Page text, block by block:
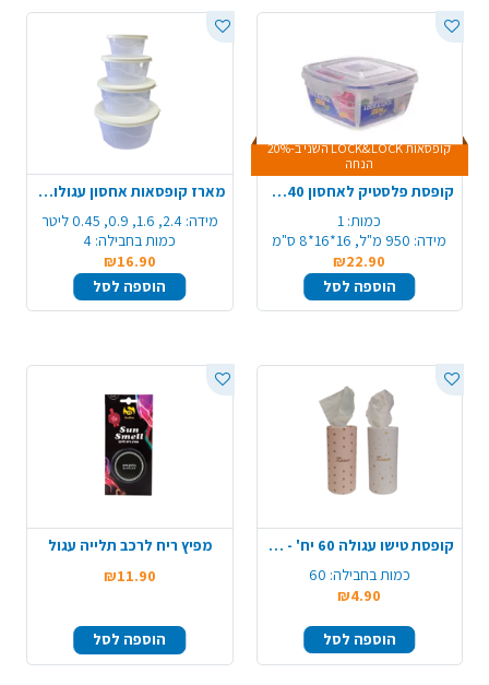
קופסאות LOCK&LOCK השני ב-20%
הנחה
קופסת פלסטיק לאחסון LOCK&LOCK 8440
כמות: 1
מידה: 950 מ"ל, 16*16*8 ס"מ
₪22.90
הוספה לסל
מארז קופסאות אחסון עגולות איכותיות 4 גדלים - לבן
מידה: 2.4, 1.6, 0.9, 0.45 ליטר
כמות בחבילה: 4
₪16.90
הוספה לסל
קופסת טישו עגולה 60 יח' - צבע משתנה
כמות בחבילה: 60
₪4.90
הוספה לסל
מפיץ ריח לרכב תלייה עגול
₪11.90
הוספה לסל